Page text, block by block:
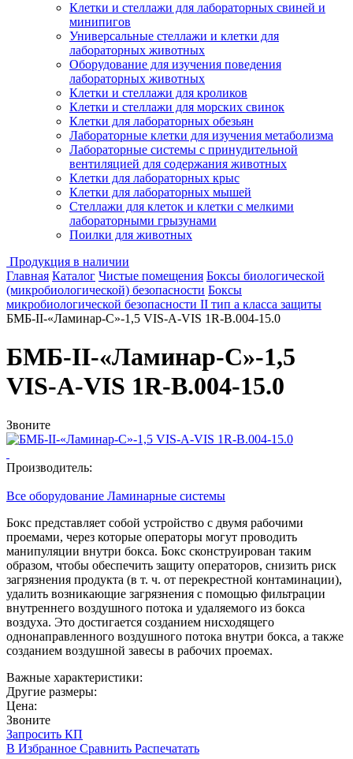
Клетки и стеллажи для лабораторных свиней и
минипигов
Универсальные стеллажи и клетки для
лабораторных животных
Оборудование для изучения поведения
лабораторных животных
Клетки и стеллажи для кроликов
Клетки и стеллажи для морских свинок
Клетки для лабораторных обезьян
Лабораторные клетки для изучения метаболизма
Лабораторные системы с принудительной
вентиляцией для содержания животных
Клетки для лабораторных крыс
Клетки для лабораторных мышей
Стеллажи для клеток и клетки с мелкими
лабораторными грызунами
Поилки для животных
Продукция в наличии
Главная Каталог Чистые помещения Боксы биологической
(микробиологической) безопасности Боксы
микробиологической безопасности II тип a класса защиты
БМБ-II-«Ламинар-С»-1,5 VIS-A-VIS 1R-В.004-15.0
БМБ-II-«Ламинар-С»-1,5
VIS-A-VIS 1R-В.004-15.0
Звоните
Производитель:
Все оборудование Ламинарные системы
Бокс представляет собой устройство с двумя рабочими
проемами, через которые операторы могут проводить
манипуляции внутри бокса. Бокс сконструирован таким
образом, чтобы обеспечить защиту операторов, снизить риск
загрязнения продукта (в т. ч. от перекрестной контаминации),
удалить возникающие загрязнения с помощью фильтрации
внутреннего воздушного потока и удаляемого из бокса
воздуха. Это достигается созданием нисходящего
однонаправленного воздушного потока внутри бокса, а также
созданием воздушной завесы в рабочих проемах.
Важные характеристики:
Другие размеры:
Цена:
Звоните
Запросить КП
В Избранное Сравнить Распечатать